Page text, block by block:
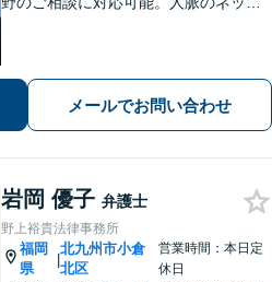
のご相談も対応】【法テラス利用可】
メールでお問い合わせ
岩岡 優子 弁護士
野上裕貴法律事務所
福岡
県
|
北九州市小倉
北区
営業時間：本日定
休日